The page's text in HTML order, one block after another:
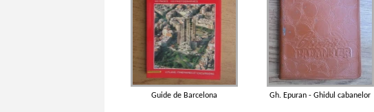
Guide de Barcelona Gh. Epuran - Ghidul cabanelor